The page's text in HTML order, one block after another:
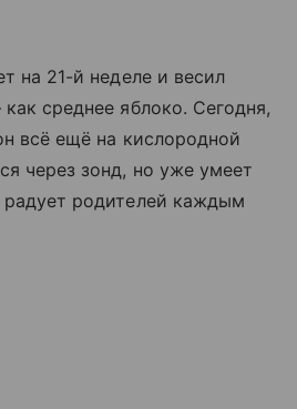
на 21-й неделе и весил
среднее яблоко. Сегодня,
всё ещё на кислородной
через зонд, но уже умеет
радует родителей каждым